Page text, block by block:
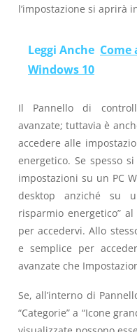
l’impostazione si aprirà
Leggi Anche
Windows 10
Il Pannello di
avanzate; tuttavia è
accedere alle
energetico. Se spesso
impostazioni su un PC
desktop anziché su
risparmio energetico”
per accedervi. Allo
e semplice per
avanzate che
Se, all’interno di
“Categorie” a “Icone